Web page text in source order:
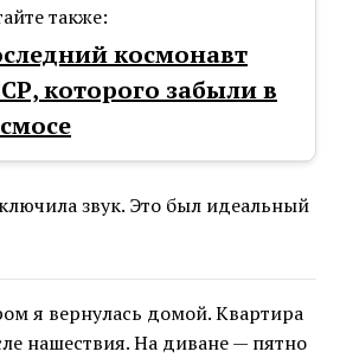
также:
космонавт
которого забыли в
звук. Это был идеальный
я вернулась домой. Квартира
нашествия. На диване — пятно